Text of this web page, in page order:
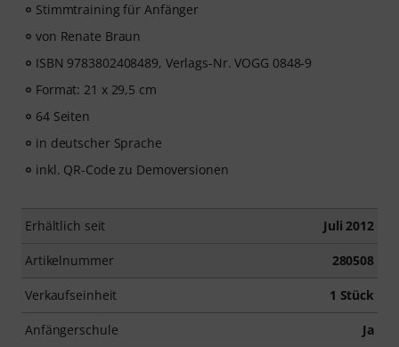
Stimmtraining für Anfänger
von Renate Braun
ISBN 9783802408489, Verlags-Nr. VOGG 0848-9
Format: 21 x 29,5 cm
64 Seiten
in deutscher Sprache
inkl. QR-Code zu Demoversionen
Erhältlich seit Juli 2012
Artikelnummer 280508
Verkaufseinheit 1 Stück
Anfängerschule Ja